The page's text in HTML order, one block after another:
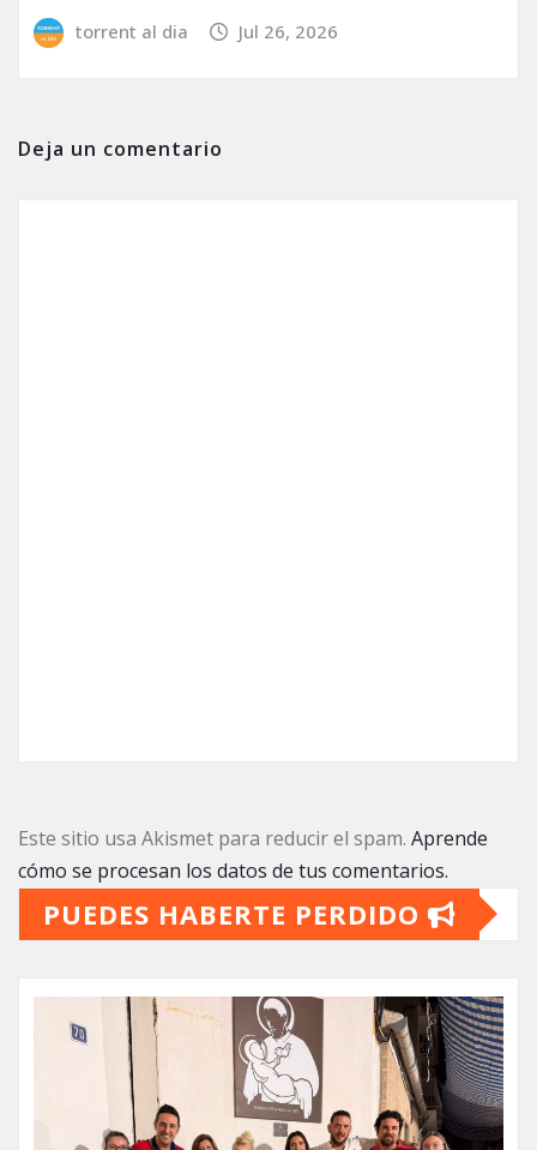
torrent al dia Jul 26, 2026
Deja un comentario
Este sitio usa Akismet para reducir el spam. Aprende
cómo se procesan los datos de tus comentarios.
PUEDES HABERTE PERDIDO